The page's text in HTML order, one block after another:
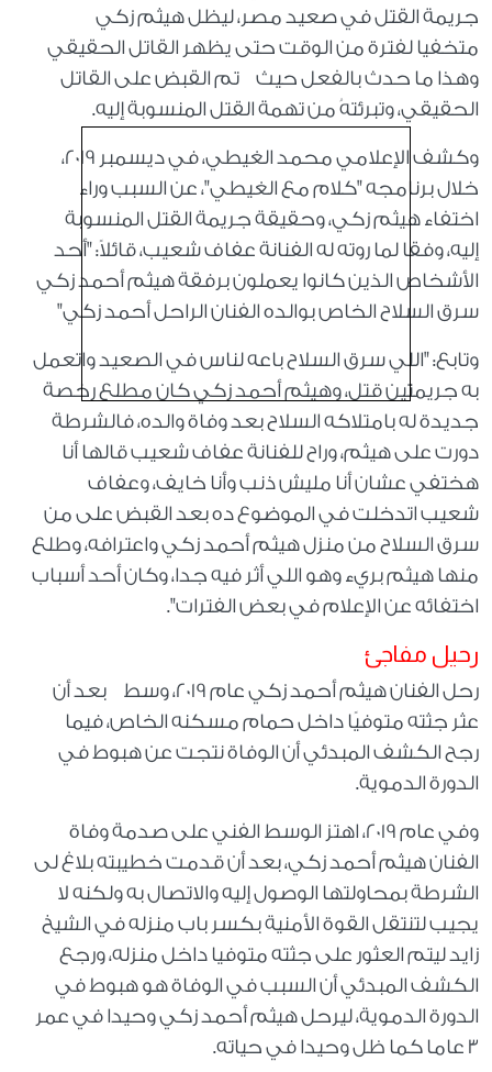
جريمة القتل في صعيد مصر، ليظل هيثم زكي
متخفيا لفترة من الوقت حتى يظهر القاتل الحقيقي
وهذا ما حدث بالفعل حيث تم القبض على القاتل
الحقيقي، وتبرئتهُ من تهمة القتل المنسوبة إليه.
وكشف الإعلامي محمد الغيطي، في ديسمبر 2019،
خلال برنامجه "كلام مع الغيطي"، عن السبب وراء
اختفاء هيثم زكي، وحقيقة جريمة القتل المنسوبة
إليه، وفقا لما روته له الفنانة عفاف شعيب، قائلاً: "أحد
الأشخاص الذين كانوا يعملون برفقة هيثم أحمد زكي
سرق السلاح الخاص بوالده الفنان الراحل أحمد زكي"
وتابع: "اللي سرق السلاح باعه لناس في الصعيد واتعمل
به جريمتين قتل، وهيثم أحمد زكي كان مطلع رخصة
جديدة له بامتلاكه السلاح بعد وفاة والده، فالشرطة
دورت على هيثم، وراح للفنانة عفاف شعيب قالها أنا
هختفي عشان أنا مليش ذنب وأنا خايف، وعفاف
شعيب اتدخلت في الموضوع ده بعد القبض على من
سرق السلاح من منزل هيثم أحمد زكي واعترافه، وطلع
منها هيثم بريء وهو اللي أثر فيه جدا، وكان أحد أسباب
اختفائه عن الإعلام في بعض الفترات".
رحيل مفاجئ
رحل الفنان هيثم أحمد زكي عام 2019، وسط بعد أن
عثر جثته متوفيًا داخل حمام مسكنه الخاص، فيما
رجح الكشف المبدئي أن الوفاة نتجت عن هبوط في
الدورة الدموية.
وفي عام 2019، اهتز الوسط الفني على صدمة وفاة
الفنان هيثم أحمد زكي، بعد أن قدمت خطيبته بلاغ لى
الشرطة بمحاولتها الوصول إليه والاتصال به ولكنه لا
يجيب لتنتقل القوة الأمنية بكسر باب منزله في الشيخ
زايد ليتم العثور على جثته متوفيا داخل منزله، ورجع
الكشف المبدئي أن السبب في الوفاة هو هبوط في
الدورة الدموية، ليرحل هيثم أحمد زكي وحيدا في عمر
3 عاما كما ظل وحيدا في حياته.